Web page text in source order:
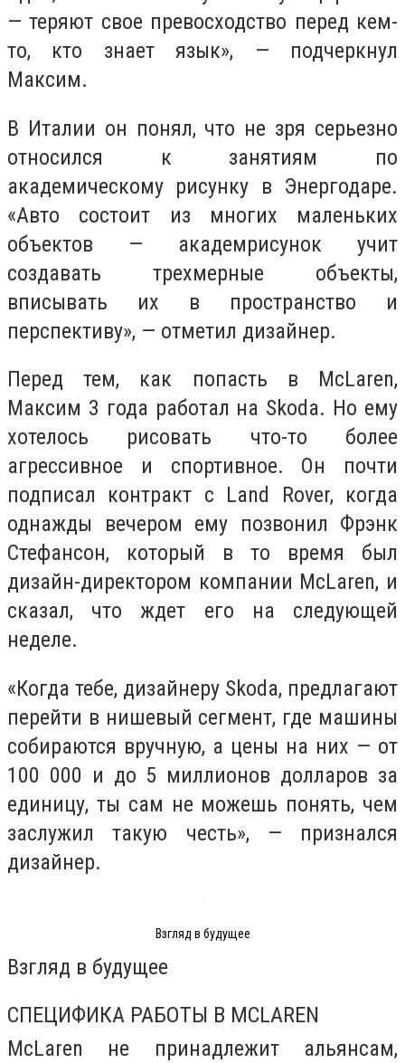
— теряют свое превосходство перед кем-
то, кто знает язык», — подчеркнул
Максим.
В Италии он понял, что не зря серьезно
относился к занятиям по
академическому рисунку в Энергодаре.
«Авто состоит из многих маленьких
объектов — академрисунок учит
создавать трехмерные объекты,
вписывать их в пространство и
перспективу», — отметил дизайнер.
Перед тем, как попасть в McLaren,
Максим 3 года работал на Skoda. Но ему
хотелось рисовать что-то более
агрессивное и спортивное. Он почти
подписал контракт с Land Rover, когда
однажды вечером ему позвонил Фрэнк
Стефансон, который в то время был
дизайн-директором компании McLaren, и
сказал, что ждет его на следующей
неделе.
«Когда тебе, дизайнеру Skoda, предлагают
перейти в нишевый сегмент, где машины
собираются вручную, а цены на них — от
100 000 и до 5 миллионов долларов за
единицу, ты сам не можешь понять, чем
заслужил такую честь», — признался
дизайнер.
Взгляд в будущее
Взгляд в будущее
СПЕЦИФИКА РАБОТЫ В MCLAREN
McLaren не принадлежит альянсам,